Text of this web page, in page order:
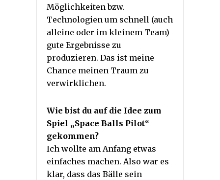
Möglichkeiten bzw.
Technologien um schnell (auch
alleine oder im kleinem Team)
gute Ergebnisse zu
produzieren. Das ist meine
Chance meinen Traum zu
verwirklichen.
Wie bist du auf die Idee zum
Spiel „Space Balls Pilot“
gekommen?
Ich wollte am Anfang etwas
einfaches machen. Also war es
klar, dass das Bälle sein